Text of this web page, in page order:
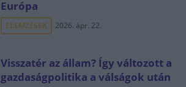
Európa
ELEMZÉSEK 2026. ápr. 22.
Visszatér az állam? Így változott a
gazdaságpolitika a válságok után